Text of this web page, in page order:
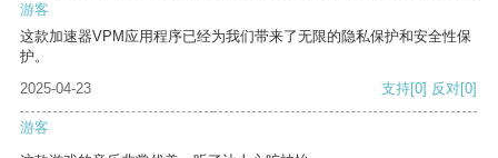
游客
这款加速器VPM应用程序已经为我们带来了无限的隐私保护和安全性保
护。
2025-04-23
支持[0] 反对[0]
游客